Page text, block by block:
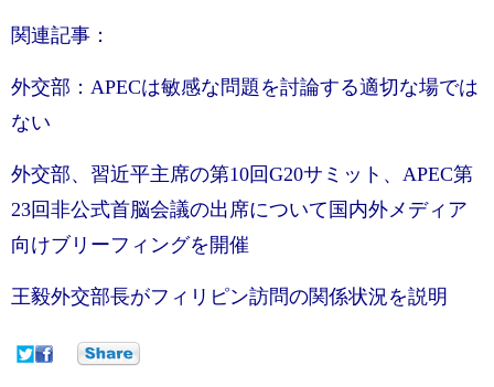
関連記事：
外交部：APECは敏感な問題を討論する適切な場では
ない
外交部、習近平主席の第10回G20サミット、APEC第
23回非公式首脳会議の出席について国内外メディア
向けブリーフィングを開催
王毅外交部長がフィリピン訪問の関係状況を説明